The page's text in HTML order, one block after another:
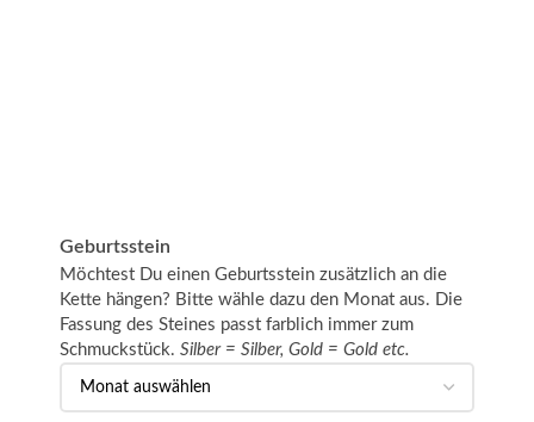
Geburtsstein
Möchtest Du einen Geburtsstein zusätzlich an die
Kette hängen? Bitte wähle dazu den Monat aus. Die
Fassung des Steines passt farblich immer zum
Schmuckstück. Silber = Silber, Gold = Gold etc.